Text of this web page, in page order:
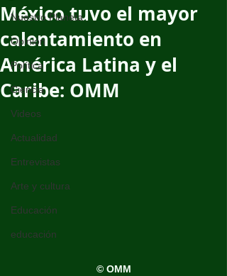
Nuestro Planeta
Opinión
Política
Ciencia
Videos
Actualidad
Entrevistas
Arte y cultura
Educación
educación
México tuvo el mayor
calentamiento en
América Latina y el
Caribe: OMM
© OMM